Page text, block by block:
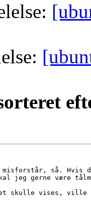
så. Hvis
jeg gerne være
det skulle vises,